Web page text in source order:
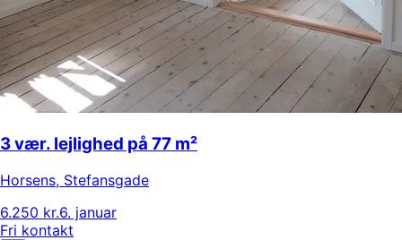
3 vær. lejlighed på 77 m²
Horsens, Stefansgade
6.250 kr.6. januar
Fri kontakt